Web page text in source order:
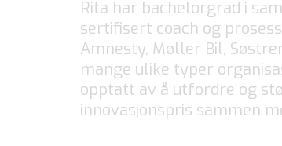
Rita har bachelorgrad i
sertifisert coach og
Amnesty, Møller Bil,
mange ulike typer
opptatt av å utfordre og
innovasjonspris sammen